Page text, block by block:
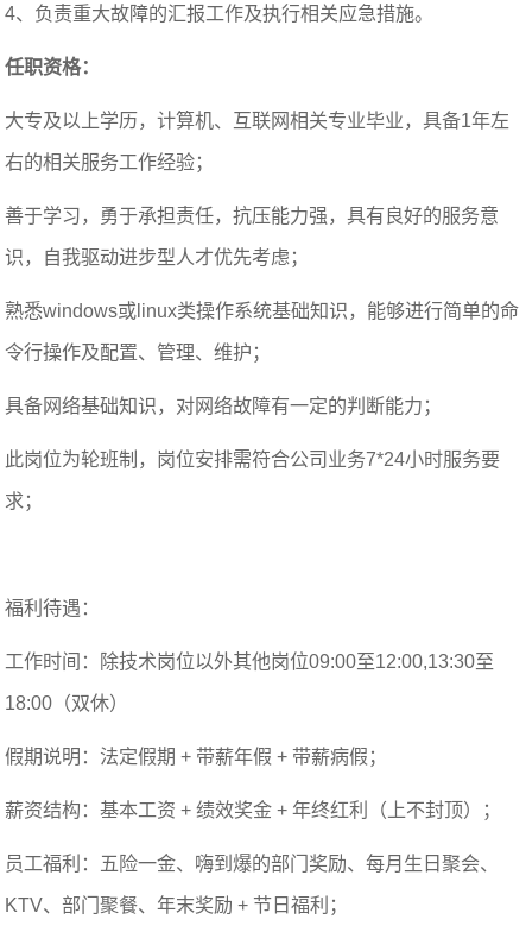
4、负责重大故障的汇报工作及执行相关应急措施。
任职资格：
大专及以上学历，计算机、互联网相关专业毕业，具备1年左
右的相关服务工作经验；
善于学习，勇于承担责任，抗压能力强，具有良好的服务意
识，自我驱动进步型人才优先考虑；
熟悉windows或linux类操作系统基础知识，能够进行简单的命
令行操作及配置、管理、维护；
具备网络基础知识，对网络故障有一定的判断能力；
此岗位为轮班制，岗位安排需符合公司业务7*24小时服务要
求；
福利待遇：
工作时间：除技术岗位以外其他岗位09:00至12:00,13:30至
18:00（双休）
假期说明：法定假期 + 带薪年假 + 带薪病假；
薪资结构：基本工资 + 绩效奖金 + 年终红利（上不封顶）；
员工福利：五险一金、嗨到爆的部门奖励、每月生日聚会、
KTV、部门聚餐、年末奖励 + 节日福利；